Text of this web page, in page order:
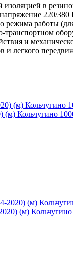
в
220/
работы
и
легкого
Кольчугино
(м) Кольчугино